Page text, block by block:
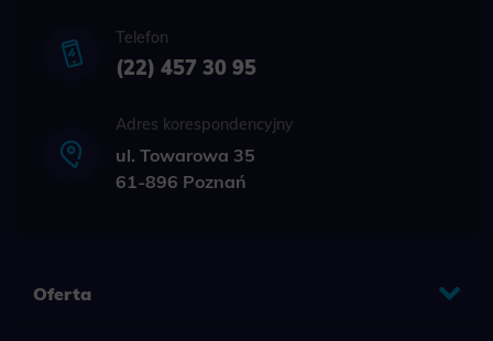
Telefon
(22) 457 30 95
Adres korespondencyjny
ul. Towarowa 35
61-896 Poznań
Oferta